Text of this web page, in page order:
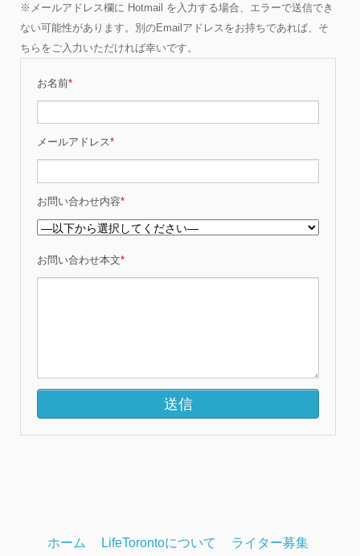
※メールアドレス欄に Hotmail を入力する場合、エラーで送信でき
ない可能性があります。別のEmailアドレスをお持ちであれば、そ
ちらをご入力いただければ幸いです。
お名前*
メールアドレス*
お問い合わせ内容*
お問い合わせ本文*
ホーム LifeTorontoについて ライター募集